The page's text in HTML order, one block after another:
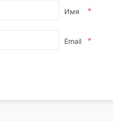
Имя *
Email *